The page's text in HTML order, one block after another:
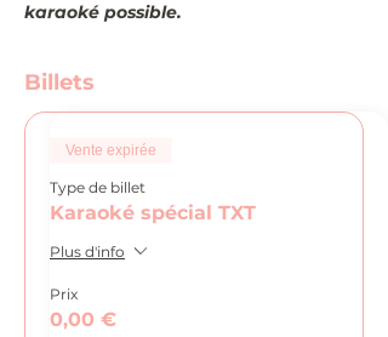
karaoké possible.
Billets
Vente expirée
Type de billet
Karaoké spécial TXT
Plus d'info
Prix
0,00 €